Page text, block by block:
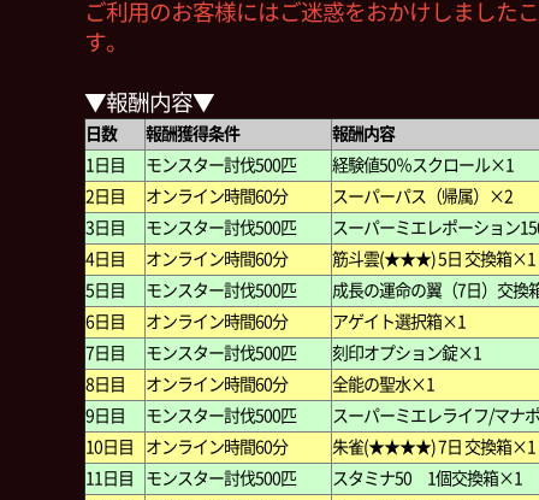
ご利用のお客様にはご迷惑をおかけしました
す。
▼報酬内容▼
日数 報酬獲得条件
報酬内容
1日目
モンスター討伐500匹
経験値50％スクロール×1
2日目
オンライン時間60分
スーパーパス（帰属）×2
3日目
モンスター討伐500匹
スーパーミエレポーション
4日目
オンライン時間60分
筋斗雲(★★★) 5日 交換箱×1
5日目
モンスター討伐500匹
成長の運命の翼（7日）交換
6日目
オンライン時間60分
アゲイト選択箱×1
7日目
モンスター討伐500匹
刻印オプション錠×1
8日目
オンライン時間60分
全能の聖水×1
9日目
モンスター討伐500匹
スーパーミエレライフ/マナ
10日目
オンライン時間60分
朱雀(★★★★) 7日 交換箱×1
11日目
モンスター討伐500匹
スタミナ50 1個交換箱×1